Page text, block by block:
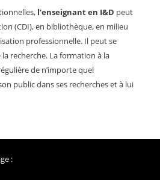
l’enseignant en I&D peut
(CDI), en bibliothèque, en milieu
professionnelle. Il peut se
recherche. La formation à la
de n’importe quel
public dans ses recherches et à lui
: